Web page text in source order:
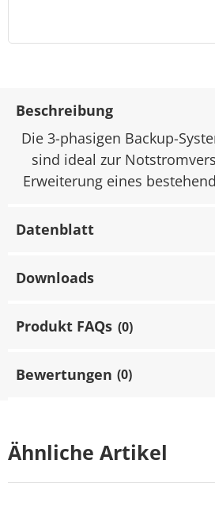
Ähnliche Artikel
Beschreibung
Die 3-phasigen Backup-
sind ideal zur
Erweiterung eines
Datenblatt
Downloads
Produkt FAQs (0)
Bewertungen (0)